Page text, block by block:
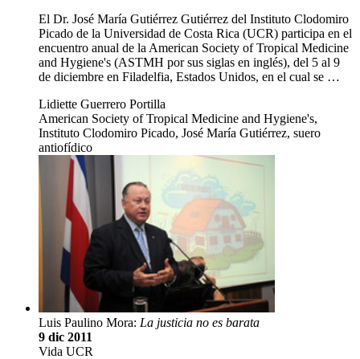
El Dr. José María Gutiérrez Gutiérrez del Instituto Clodomiro
Picado de la Universidad de Costa Rica (UCR) participa en el
encuentro anual de la American Society of Tropical Medicine
and Hygiene's (ASTMH por sus siglas en inglés), del 5 al 9
de diciembre en Filadelfia, Estados Unidos, en el cual se …
Lidiette Guerrero Portilla
American Society of Tropical Medicine and Hygiene's,
Instituto Clodomiro Picado, José María Gutiérrez, suero
antiofídico
Luis Paulino Mora: La justicia no es barata
9 dic 2011
Vida UCR